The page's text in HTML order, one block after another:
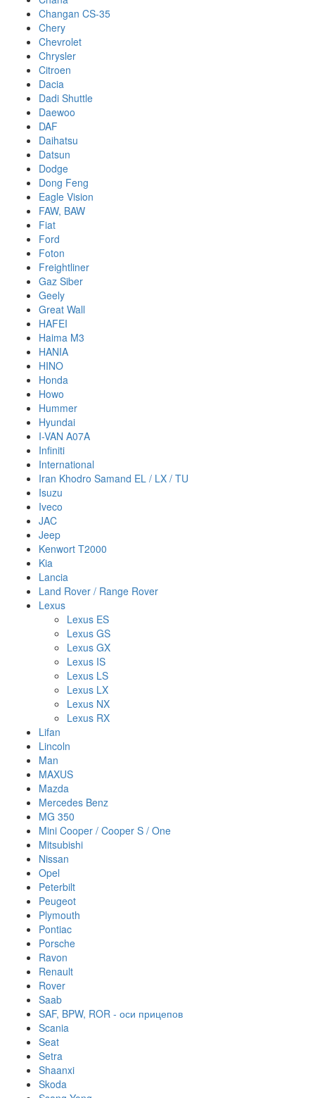
Changan CS-35
Chery
Chevrolet
Chrysler
Citroen
Dacia
Dadi Shuttle
Daewoo
DAF
Daihatsu
Datsun
Dodge
Dong Feng
Eagle Vision
FAW, BAW
Fiat
Ford
Foton
Freightliner
Gaz Siber
Geely
Great Wall
HAFEI
Haima M3
HANIA
HINO
Honda
Howo
Hummer
Hyundai
I-VAN A07A
Infiniti
International
Iran Khodro Samand EL / LX / TU
Isuzu
Iveco
JAC
Jeep
Kenwort T2000
Kia
Lancia
Land Rover / Range Rover
Lexus
Lexus ES
Lexus GS
Lexus GX
Lexus IS
Lexus LS
Lexus LX
Lexus NX
Lexus RX
Lifan
Lincoln
Man
MAXUS
Mazda
Mercedes Benz
MG 350
Mini Cooper / Cooper S / One
Mitsubishi
Nissan
Opel
Peterbilt
Peugeot
Plymouth
Pontiac
Porsche
Ravon
Renault
Rover
Saab
SAF, BPW, ROR - оси прицепов
Scania
Seat
Setra
Shaanxi
Skoda